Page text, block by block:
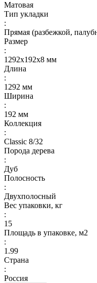
Матовая
Тип укладки
:
Прямая (разбежкой,
Размер
:
1292x192x8 мм
Длина
:
1292 мм
Ширина
:
192 мм
Коллекция
:
Classic 8/32
Порода дерева
:
Дуб
Полосность
:
Двухполосный
Вес упаковки, кг
:
15
Площадь в упаковке, м2
:
1.99
Страна
:
Россия